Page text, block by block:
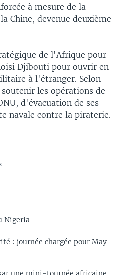
à mesure de la
Chine, devenue deuxième
de l'Afrique pour
Djibouti pour ouvrir en
à l'étranger. Selon
les opérations de
d'évacuation de ses
navale contre la piraterie.
Nigeria
: journée chargée pour May